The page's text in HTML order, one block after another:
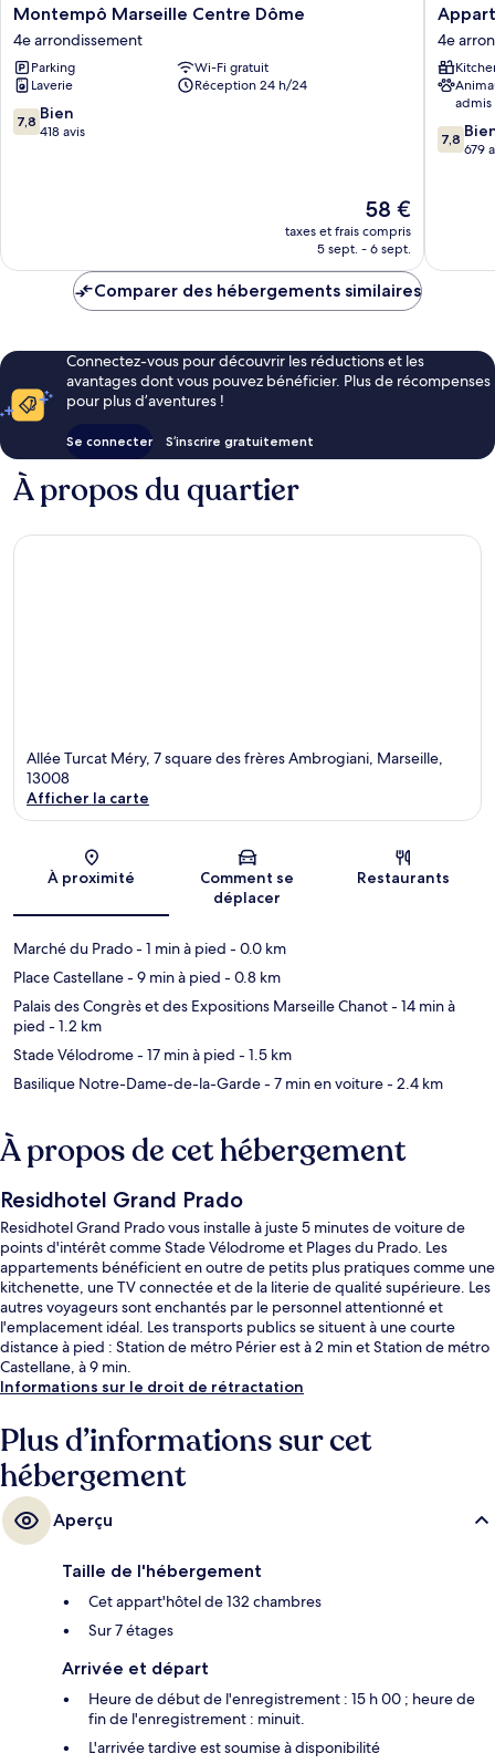
Montempô
Marseille
Centre
Dôme
4e
arrondissement
Montempô Marseille Centre Dôme
4e arrondissement
Parking
Wi-Fi gratuit
Laverie
Réception 24 h/24
7.8
sur
7,8 Bien
418 avis
Le
nouveau
prix
de
58 €
taxes et frais compris
5 sept. - 6 sept.
Appart
Hotel
Odalys
City
Dôme
4e
4e
admis
7.8
sur
7,8
679
Comparer des hébergements similaires
Connectez-vous pour découvrir les réductions et les
avantages dont vous pouvez bénéficier. Plus de récompenses
pour plus d’aventures !
Se connecter S’inscrire gratuitement
À propos du quartier
Allée Turcat Méry, 7 square des frères Ambrogiani, Marseille,
13008
Afficher la carte
À proximité
Comment se
déplacer
Restaurants
Marché du Prado- 1 min à pied - 0.0 km
Place Castellane- 9 min à pied - 0.8 km
Palais des Congrès et des Expositions Marseille Chanot- 14 min à
pied - 1.2 km
Stade Vélodrome- 17 min à pied - 1.5 km
Basilique Notre-Dame-de-la-Garde- 7 min en voiture- 2.4 km
À propos de cet hébergement
Residhotel Grand Prado
Residhotel Grand Prado vous installe à juste 5 minutes de voiture de
points d'intérêt comme Stade Vélodrome et Plages du Prado. Les
appartements bénéficient en outre de petits plus pratiques comme une
kitchenette, une TV connectée et de la literie de qualité supérieure. Les
autres voyageurs sont enchantés par le personnel attentionné et
l'emplacement idéal. Les transports publics se situent à une courte
distance à pied : Station de métro Périer est à 2 min et Station de métro
Castellane, à 9 min.
Informations sur le droit de rétractation
Plus d’informations sur cet
hébergement
Aperçu
Taille de l'hébergement
Cet appart'hôtel de 132 chambres
Sur 7 étages
Arrivée et départ
Heure de début de l'enregistrement : 15 h 00 ; heure de
fin de l'enregistrement : minuit.
L'arrivée tardive est soumise à disponibilité